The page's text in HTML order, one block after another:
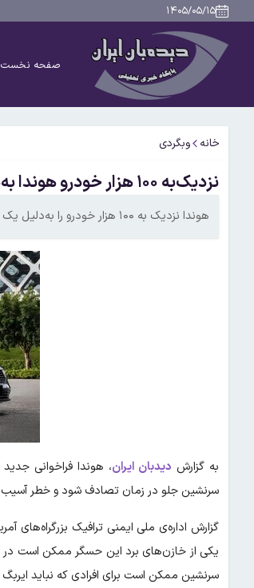
۱۴۰۵/۰۵/۱۵
صفحه نخست
خانه وبگردی
نزدیک‌به ۱۰۰ هزار خودرو هوندا به‌دلیل یک مشکل مهم فراخوان شدند
هوندا نزدیک به ۱۰۰ هزار خودرو را به‌دلیل یک نقص مهم در ایربگ فراخوان کرد.
به گزارش دیدبان ایران
سرنشین جلو در زمان تصادف شود و خطر
یکی از خازن‌های برد این حسگر ممکن است در
سرنشین ممکن است برای افرادی که نباید ایربگ